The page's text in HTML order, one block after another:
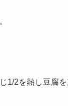
2を熱し豆腐を